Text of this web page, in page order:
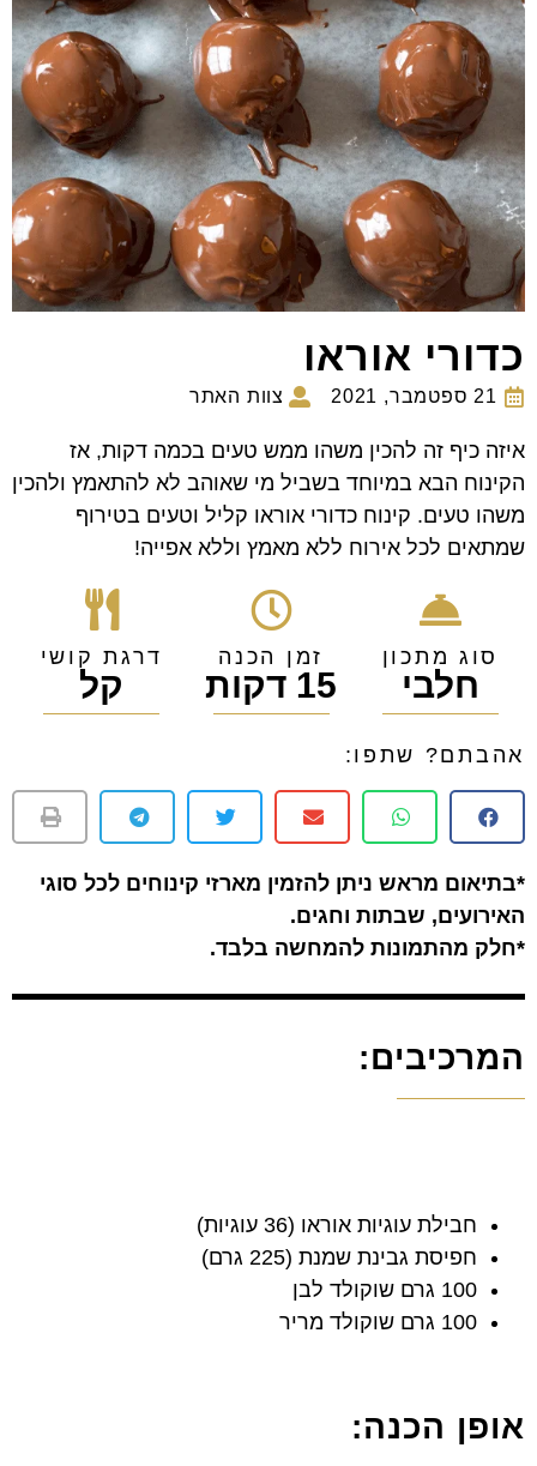
כדורי אוראו
21 ספטמבר, 2021 צוות האתר
איזה כיף זה להכין משהו ממש טעים בכמה דקות, אז
הקינוח הבא במיוחד בשביל מי שאוהב לא להתאמץ ולהכין
משהו טעים. קינוח כדורי אוראו קליל וטעים בטירוף
שמתאים לכל אירוח ללא מאמץ וללא אפייה!
סוג מתכון
חלבי
זמן הכנה
15 דקות
דרגת קושי
קל
אהבתם? שתפו:
*בתיאום מראש ניתן להזמין מארזי קינוחים לכל סוגי
האירועים, שבתות וחגים.
*חלק מהתמונות להמחשה בלבד.
המרכיבים:
חבילת עוגיות אוראו (36 עוגיות)
חפיסת גבינת שמנת (225 גרם)
100 גרם שוקולד לבן
100 גרם שוקולד מריר
אופן הכנה: